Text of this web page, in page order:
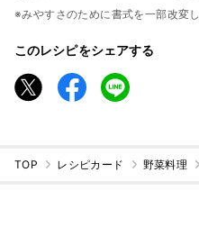
※みやすさのために書式を一部改変し
このレシピをシェアする
TOP レシピカード 野菜料理